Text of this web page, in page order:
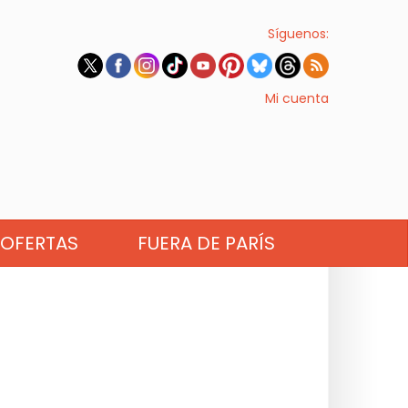
Síguenos:
Mi cuenta
OFERTAS FUERA DE PARÍS